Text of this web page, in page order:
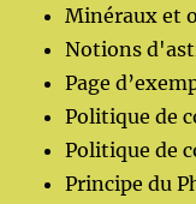
Minéraux et
Notions
Page
Politique de
Politique de
Principe du